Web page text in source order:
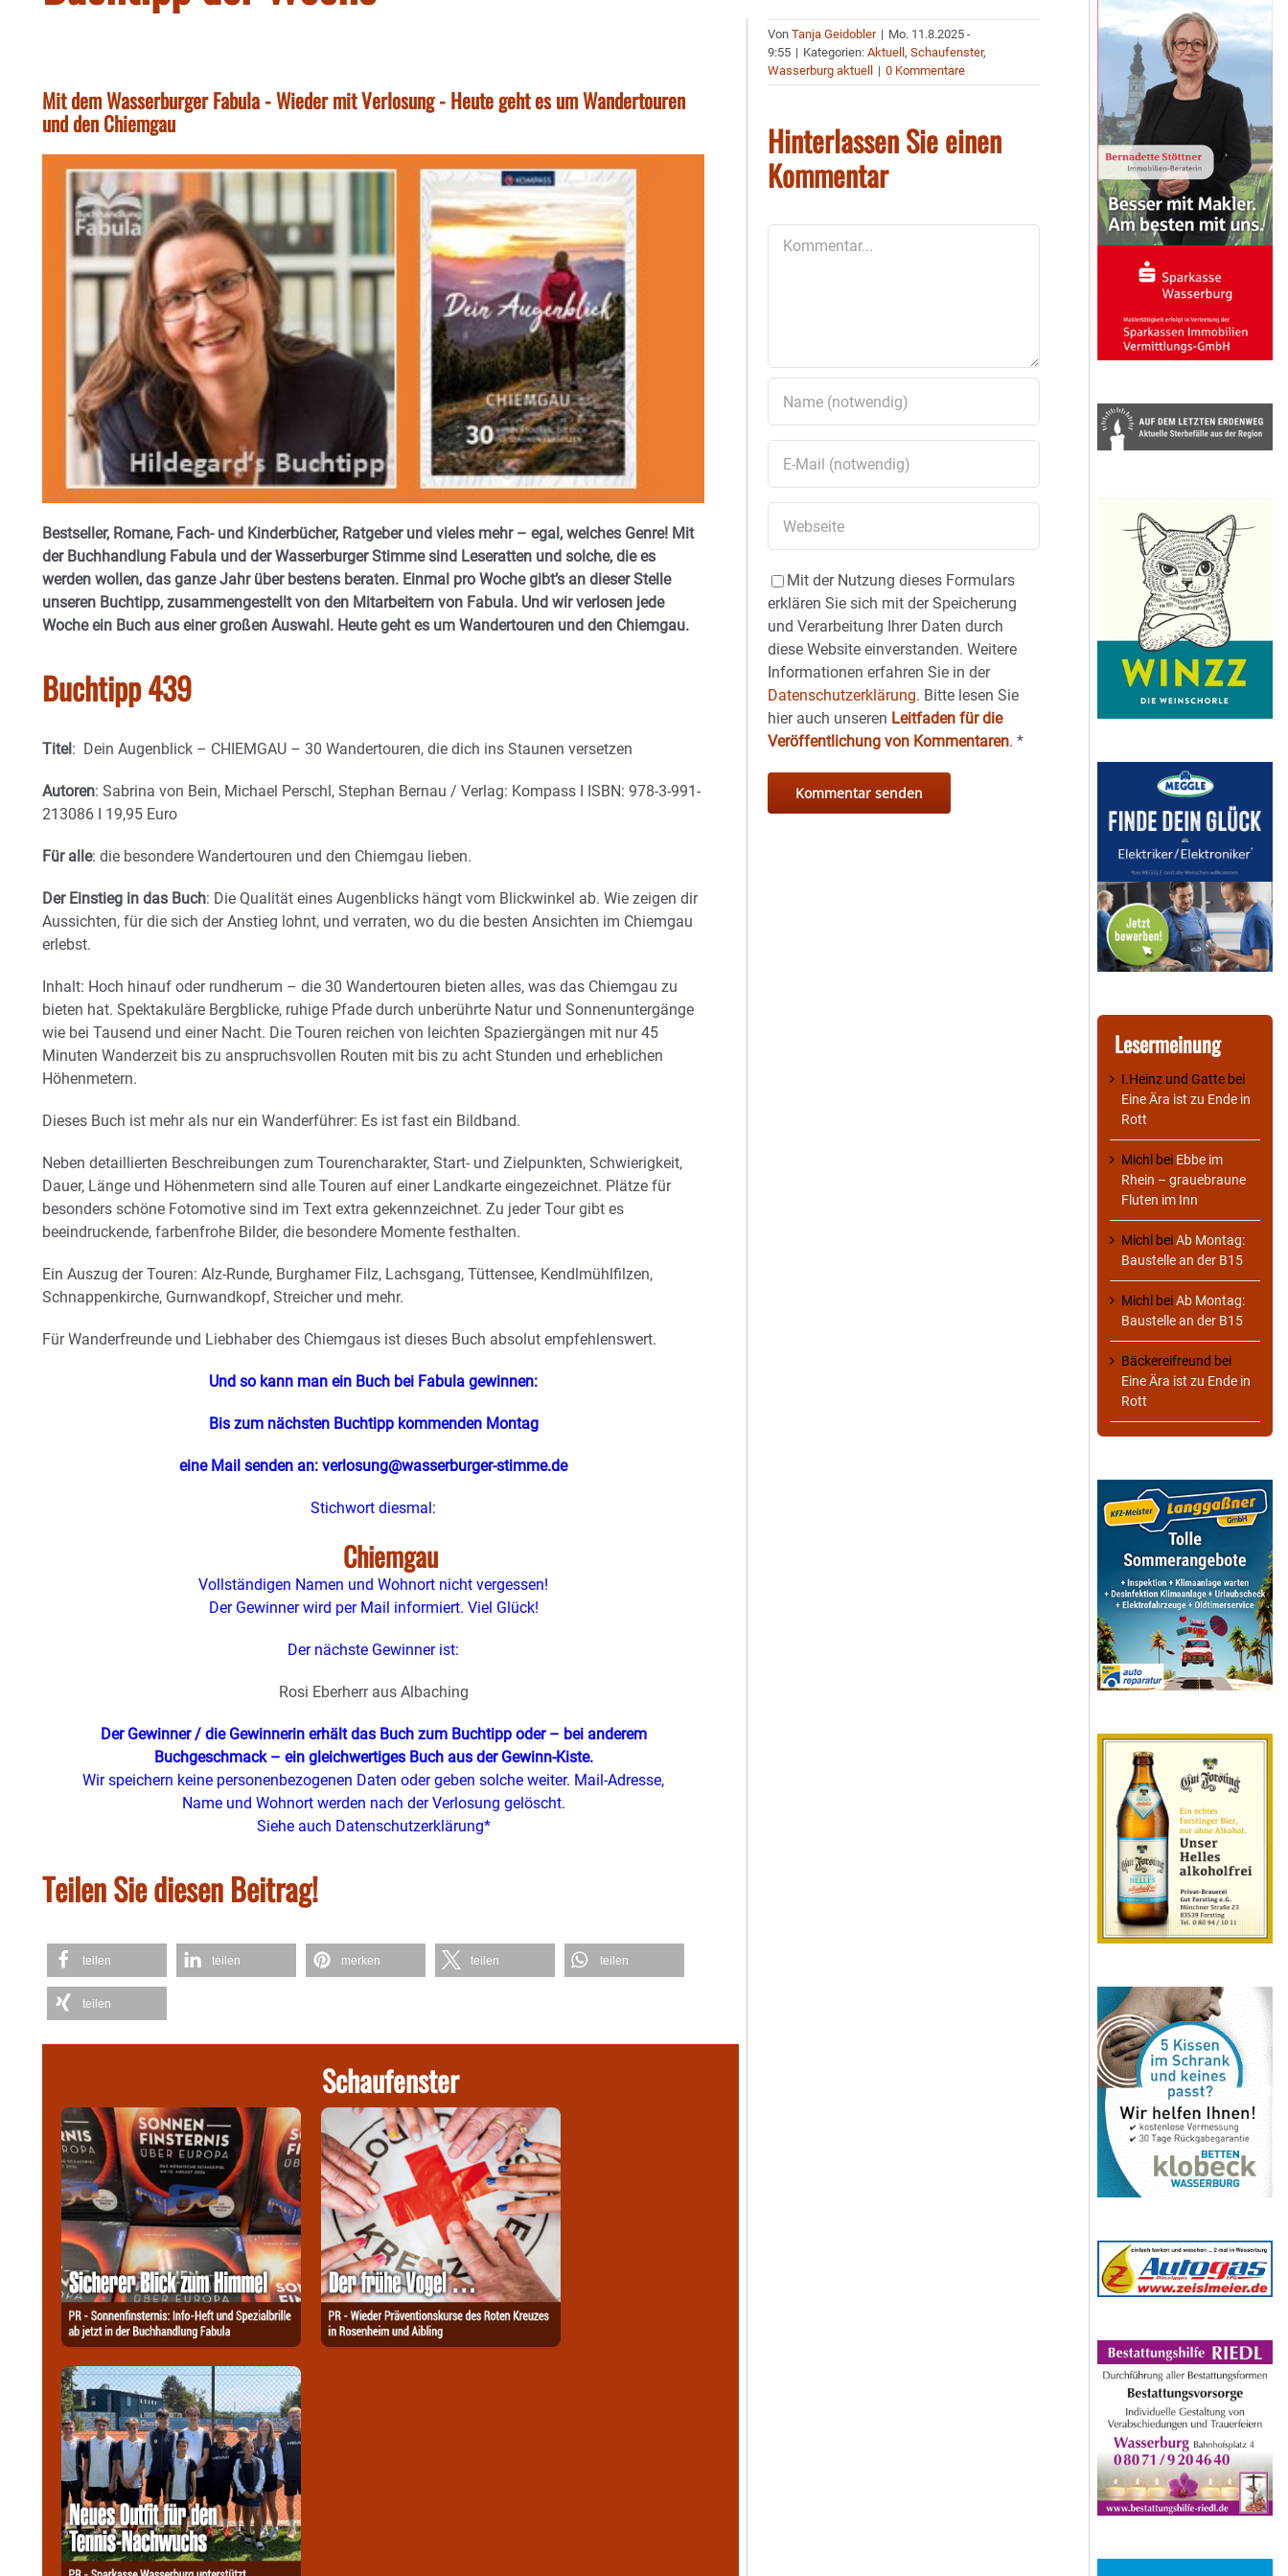
Mit dem Wasserburger Fabula - Wieder mit Verlosung - Heute geht es um Wandertouren
und den Chiemgau
Bestseller, Romane, Fach- und Kinderbücher, Ratgeber und vieles mehr – egal, welches Genre! Mit
der Buchhandlung Fabula und der Wasserburger Stimme sind Leseratten und solche, die es
werden wollen, das ganze Jahr über bestens beraten. Einmal pro Woche gibt’s an dieser Stelle
unseren Buchtipp, zusammengestellt von den Mitarbeitern von Fabula. Und wir verlosen jede
Woche ein Buch aus einer großen Auswahl. Heute geht es um Wandertouren und den Chiemgau.
Buchtipp 439
Titel: Dein Augenblick – CHIEMGAU – 30 Wandertouren, die dich ins Staunen versetzen
Autoren: Sabrina von Bein, Michael Perschl, Stephan Bernau / Verlag: Kompass I ISBN: 978-3-991-
213086 I 19,95 Euro
Für alle: die besondere Wandertouren und den Chiemgau lieben.
Der Einstieg in das Buch: Die Qualität eines Augenblicks hängt vom Blickwinkel ab. Wie zeigen dir
Aussichten, für die sich der Anstieg lohnt, und verraten, wo du die besten Ansichten im Chiemgau
erlebst.
Inhalt: Hoch hinauf oder rundherum – die 30 Wandertouren bieten alles, was das Chiemgau zu
bieten hat. Spektakuläre Bergblicke, ruhige Pfade durch unberührte Natur und Sonnenuntergänge
wie bei Tausend und einer Nacht. Die Touren reichen von leichten Spaziergängen mit nur 45
Minuten Wanderzeit bis zu anspruchsvollen Routen mit bis zu acht Stunden und erheblichen
Höhenmetern.
Dieses Buch ist mehr als nur ein Wanderführer: Es ist fast ein Bildband.
Neben detaillierten Beschreibungen zum Tourencharakter, Start- und Zielpunkten, Schwierigkeit,
Dauer, Länge und Höhenmetern sind alle Touren auf einer Landkarte eingezeichnet. Plätze für
besonders schöne Fotomotive sind im Text extra gekennzeichnet. Zu jeder Tour gibt es
beeindruckende, farbenfrohe Bilder, die besondere Momente festhalten.
Ein Auszug der Touren: Alz-Runde, Burghamer Filz, Lachsgang, Tüttensee, Kendlmühlfilzen,
Schnappenkirche, Gurnwandkopf, Streicher und mehr.
Für Wanderfreunde und Liebhaber des Chiemgaus ist dieses Buch absolut empfehlenswert.
Und so kann man ein Buch bei Fabula gewinnen:
Bis zum nächsten Buchtipp kommenden Montag
eine Mail senden an: verlosung@wasserburger-stimme.de
Stichwort diesmal:
Chiemgau
Vollständigen Namen und Wohnort nicht vergessen!
Der Gewinner wird per Mail informiert. Viel Glück!
Der nächste Gewinner ist:
Rosi Eberherr aus Albaching
Der Gewinner / die Gewinnerin erhält das Buch zum Buchtipp oder – bei anderem
Buchgeschmack – ein gleichwertiges Buch aus der Gewinn-Kiste.
Wir speichern keine personenbezogenen Daten oder geben solche weiter. Mail-Adresse,
Name und Wohnort werden nach der Verlosung gelöscht.
Siehe auch Datenschutzerklärung*
Teilen Sie diesen Beitrag!
teilen teilen merken teilen teilen
teilen
Schaufenster
VonTanja Geidobler | Mo. 11.8.2025 -
9:55 | Kategorien:Aktuell,Schaufenster,
Wasserburg aktuell
| 0 Kommentare
Hinterlassen Sie einen
Kommentar
Mit der Nutzung dieses Formulars
erklären Sie sich mit der Speicherung
und Verarbeitung Ihrer Daten durch
diese Website einverstanden. Weitere
Informationen erfahren Sie in der
Datenschutzerklärung. Bitte lesen Sie
hier auch unseren Leitfaden für die
Veröffentlichung von Kommentaren.*
Lesermeinung
I.Heinz und Gatte bei
Eine Ära ist zu Ende in
Rott
Michl bei Ebbe im
Rhein – grauebraune
Fluten im Inn
Michl beiAb Montag:
Baustelle an der B15
Michl beiAb Montag:
Baustelle an der B15
Bäckereifreund bei
Eine Ära ist zu Ende in
Rott